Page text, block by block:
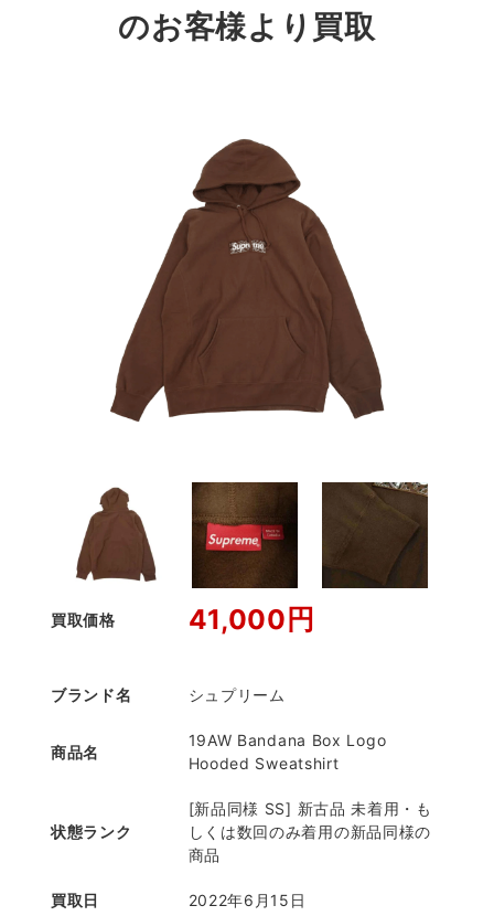
のお客様より買取
買取価格 41,000円
ブランド名 シュプリーム
商品名
19AW Bandana Box Logo
Hooded Sweatshirt
状態ランク
[新品同様 SS] 新古品 未着用・も
しくは数回のみ着用の新品同様の
商品
買取日 2022年6月15日